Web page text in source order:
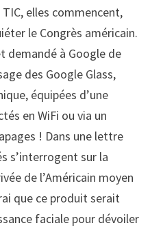
elles commencent,
le Congrès américain.
demandé à Google de
des Google Glass,
équipées d’une
en WiFi ou via un
! Dans une lettre
s’interrogent sur la
de l’Américain moyen
que ce produit serait
faciale pour dévoiler